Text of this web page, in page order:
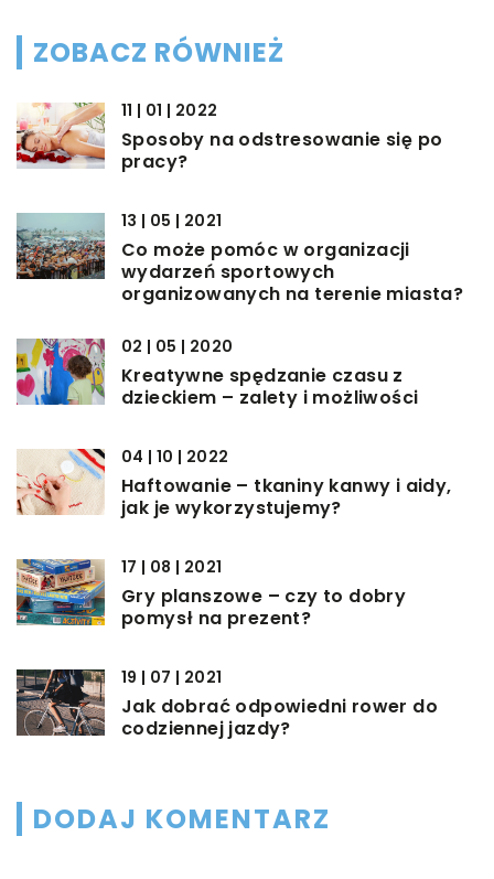
ZOBACZ RÓWNIEŻ
11 | 01 | 2022
Sposoby na odstresowanie się po
pracy?
13 | 05 | 2021
Co może pomóc w organizacji
wydarzeń sportowych
organizowanych na terenie miasta?
02 | 05 | 2020
Kreatywne spędzanie czasu z
dzieckiem – zalety i możliwości
04 | 10 | 2022
Haftowanie – tkaniny kanwy i aidy,
jak je wykorzystujemy?
17 | 08 | 2021
Gry planszowe – czy to dobry
pomysł na prezent?
19 | 07 | 2021
Jak dobrać odpowiedni rower do
codziennej jazdy?
DODAJ KOMENTARZ